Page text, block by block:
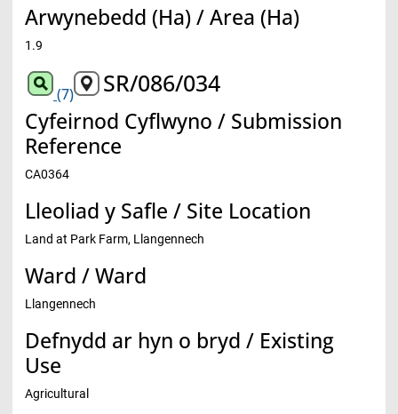
Arwynebedd (Ha) / Area (Ha)
1.9
(7) SR/086/034
Cyfeirnod Cyflwyno / Submission
Reference
CA0364
Lleoliad y Safle / Site Location
Land at Park Farm, Llangennech
Ward / Ward
Llangennech
Defnydd ar hyn o bryd / Existing
Use
Agricultural